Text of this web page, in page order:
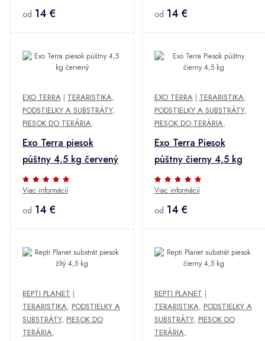
od 14 € od 14 €
EXO TERRA | TERARISTIKA,
PODSTIELKY A SUBSTRÁTY,
PIESOK DO TERÁRIA,
Exo Terra piesok
púštny 4,5 kg červený
Viac informácií
od 14 €
EXO TERRA| TERARISTIKA,
PODSTIELKY A SUBSTRÁTY,
PIESOK DO TERÁRIA,
Exo Terra Piesok
púštny čierny 4,5 kg
Viac informácií
od 14 €
REPTI PLANET |
TERARISTIKA, PODSTIELKY A
SUBSTRÁTY, PIESOK DO
TERÁRIA,
REPTI PLANET |
TERARISTIKA, PODSTIELKY A
SUBSTRÁTY, PIESOK DO
TERÁRIA,